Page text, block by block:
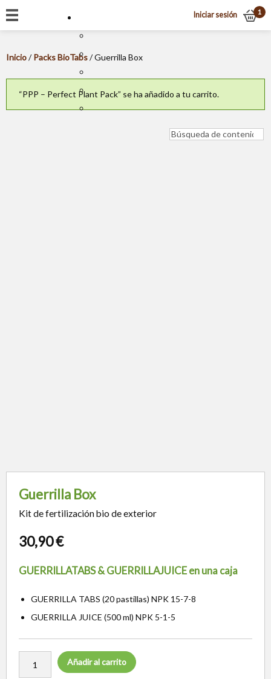
Iniciar sesión 1
Inicio/Packs BioTabs/ Guerrilla Box
“PPP – Perfect Plant Pack” se ha añadido a tu carrito.
Guerrilla Box
Kit de fertilización bio de exterior
30,90€
GUERRILLATABS & GUERRILLAJUICE en una caja
GUERRILLA TABS (20 pastillas) NPK 15-7-8
GUERRILLA JUICE (500 ml) NPK 5-1-5
Añadir al carrito